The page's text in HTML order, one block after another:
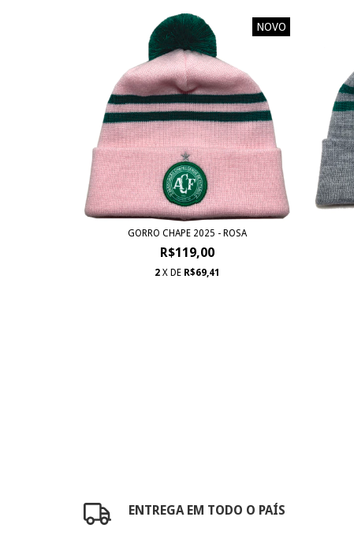
NOVO
GORRO CHAPE 2025 - ROSA
R$119,00
2 X DE R$69,41
ENTREGA EM TODO O PAÍS